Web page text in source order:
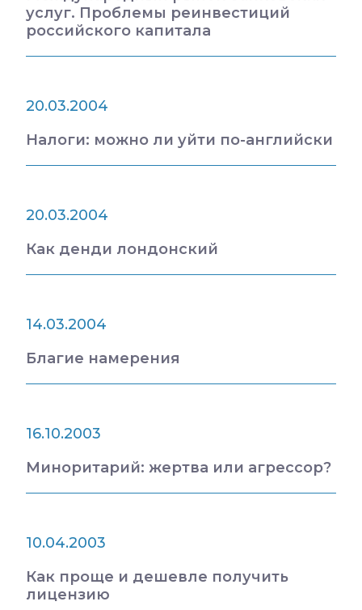
услуг. Проблемы реинвестиций
российского капитала
20.03.2004
Налоги: можно ли уйти по-английски
20.03.2004
Как денди лондонский
14.03.2004
Благие намерения
16.10.2003
Миноритарий: жертва или агрессор?
10.04.2003
Как проще и дешевле получить
лицензию